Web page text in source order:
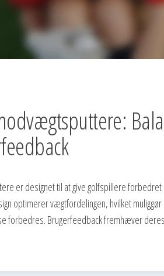
er designet til at give golfspillere
optimerer vægtfordelingen, hvilket
forbedres. Brugerfeedback fremhæver